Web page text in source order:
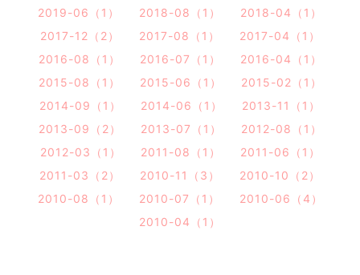
2019-06（1）
2018-08（1）
2018-04（1）
2017-12（2）
2017-08（1）
2017-04（1）
2016-08（1）
2016-07（1）
2016-04（1）
2015-08（1）
2015-06（1）
2015-02（1）
2014-09（1）
2014-06（1）
2013-11（1）
2013-09（2）
2013-07（1）
2012-08（1）
2012-03（1）
2011-08（1）
2011-06（1）
2011-03（2）
2010-11（3）
2010-10（2）
2010-08（1）
2010-07（1）
2010-06（4）
2010-04（1）